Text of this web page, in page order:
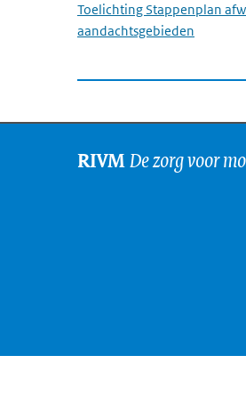
Toelichting Stappenplan
aandachtsgebieden
RIVMDe zorg voor